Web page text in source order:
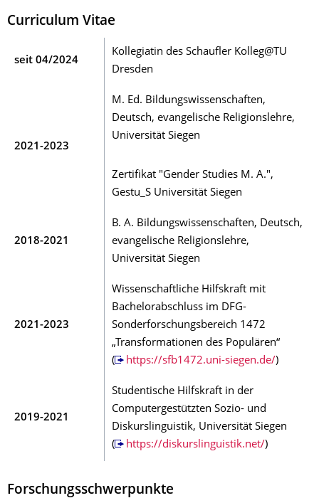
Curriculum Vitae
seit 04/2024
Kollegiatin des Schaufler Kolleg@TU
Dresden
2021-2023
M. Ed. Bildungswissenschaften,
Deutsch, evangelische Religionslehre,
Universität Siegen
Zertifikat "Gender Studies M. A.",
Gestu_S Universität Siegen
2018-2021
B. A. Bildungswissenschaften, Deutsch,
evangelische Religionslehre,
Universität Siegen
2021-2023
Wissenschaftliche Hilfskraft mit
Bachelorabschluss im DFG-
Sonderforschungsbereich 1472
„Transformationen des Populären“
(
https://sfb1472.uni-siegen.de/)
2019-2021
Studentische Hilfskraft in der
Computergestützten Sozio- und
Diskurslinguistik, Universität Siegen
(
https://diskurslinguistik.net/)
Forschungsschwerpunkte